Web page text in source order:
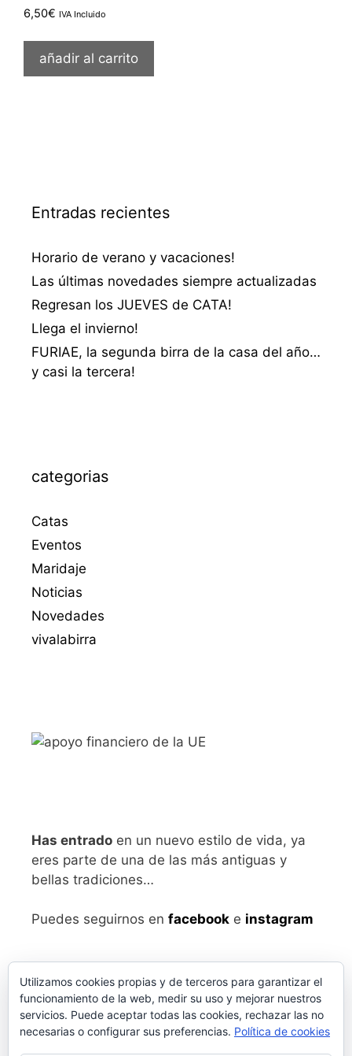
6,50€ IVA Incluido
añadir al carrito
Entradas recientes
Horario de verano y vacaciones!
Las últimas novedades siempre actualizadas
Regresan los JUEVES de CATA!
Llega el invierno!
FURIAE, la segunda birra de la casa del año…
y casi la tercera!
categorias
Catas
Eventos
Maridaje
Noticias
Novedades
vivalabirra
Has entrado en un nuevo estilo de vida, ya
eres parte de una de las más antiguas y
bellas tradiciones…
Puedes seguirnos en facebook e instagram
Utilizamos cookies propias y de terceros para garantizar el
funcionamiento de la web, medir su uso y mejorar nuestros
servicios. Puede aceptar todas las cookies, rechazar las no
necesarias o configurar sus preferencias. Política de cookies